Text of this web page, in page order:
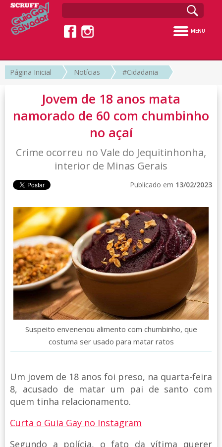
MENU
Página Inicial Notícias #Cidadania
Jovem de 18 anos mata
namorado de 60 com chumbinho
no açaí
Crime ocorreu no Vale do Jequitinhonha,
interior de Minas Gerais
Publicado em 13/02/2023
Suspeito envenenou alimento com chumbinho, que
costuma ser usado para matar ratos
Um jovem de 18 anos foi preso, na quarta-feira
8, acusado de matar um pai de santo com
quem tinha relacionamento.
Curta o Guia Gay no Instagram
Segundo a polícia, o fato da vítima querer